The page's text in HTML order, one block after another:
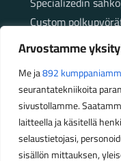
Arvostamme
Me ja892
seurantatekniikoita
sivustollamme.
laitteella ja käsitellä
selaustietojasi,
sisällön mittauksen,
Custom
Fatbikellä
maastossa
Aukioloajat
Talvikauden
Ma-Pe 10-18